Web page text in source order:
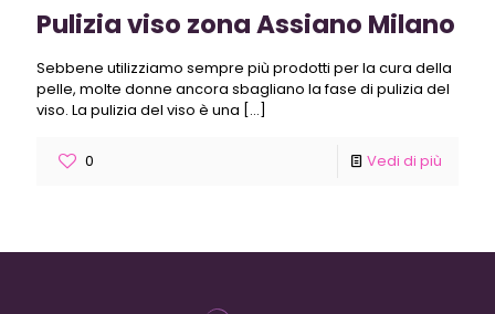
Pulizia viso zona Assiano Milano
Sebbene utilizziamo sempre più prodotti per la cura della
pelle, molte donne ancora sbagliano la fase di pulizia del
viso. La pulizia del viso è una […]
0 Vedi di più